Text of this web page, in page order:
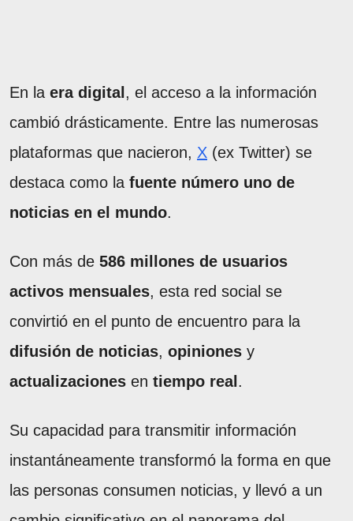
En la era digital , el acceso a la información
cambió drásticamente. Entre las numerosas
plataformas que nacieron, X (ex Twitter) se
destaca como la fuente número uno de
noticias en el mundo.
Con más de 586 millones de usuarios
activos mensuales, esta red social se
convirtió en el punto de encuentro para la
difusión de noticias, opiniones y
actualizaciones en tiempo real .
Su capacidad para transmitir información
instantáneamente transformó la forma en que
las personas consumen noticias, y llevó a un